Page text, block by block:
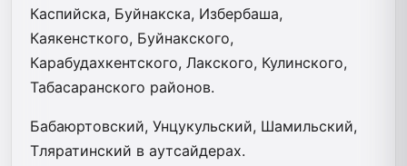
Каспийска, Буйнакска, Избербаша,
Каякенсткого, Буйнакского,
Карабудахкентского, Лакского, Кулинского,
Табасаранского районов.
Бабаюртовский, Унцукульский, Шамильский,
Тляратинский в аутсайдерах.